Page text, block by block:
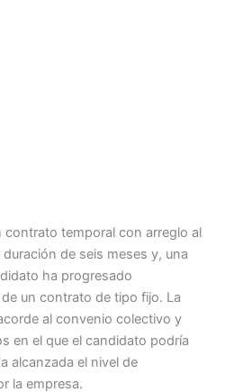
contrato temporal con arreglo al
de seis meses y, una
ha progresado
un contrato de tipo fijo. La
al convenio colectivo y
en el que el candidato podría
alcanzada el nivel de
la empresa.